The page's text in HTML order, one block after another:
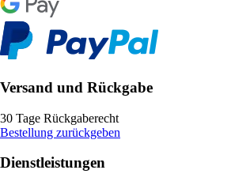
Versand und Rückgabe
30 Tage Rückgaberecht
Bestellung zurückgeben
Dienstleistungen